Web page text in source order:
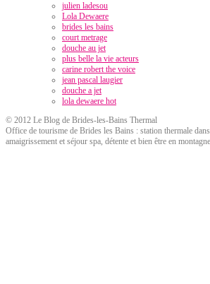
julien ladesou
Lola Dewaere
brides les bains
court metrage
douche au jet
plus belle la vie acteurs
carine robert the voice
jean pascal laugier
douche a jet
lola dewaere hot
© 2012 Le Blog de Brides-les-Bains Thermal
Office de tourisme de Brides les Bains : station thermale
amaigrissement et séjour spa, détente et bien être en